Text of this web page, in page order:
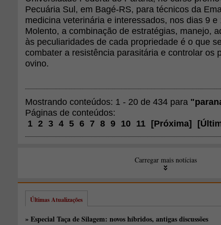
Pecuária Sul, em Bagé-RS, para técnicos da
medicina veterinária e interessados, nos dias 9
Molento, a combinação de estratégias, manejo,
às peculiaridades de cada propriedade é o que
combater a resistência parasitária e controlar os
ovino.
Mostrando conteúdos: 1 - 20 de 434 para
Páginas de conteúdos:
1 2 3 4 5 6 7 8 9 10 11 [Próxima] [
Carregar mais notícias
Últimas Atualizações
» Especial Taça de Silagem: novos híbridos, antigas discussões